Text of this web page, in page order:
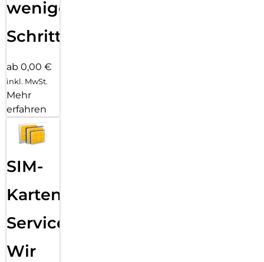
wenigen
Schritten
ab 0,00 €
inkl. MwSt.
Mehr
erfahren
SIM-
Karten
Service:
Wir